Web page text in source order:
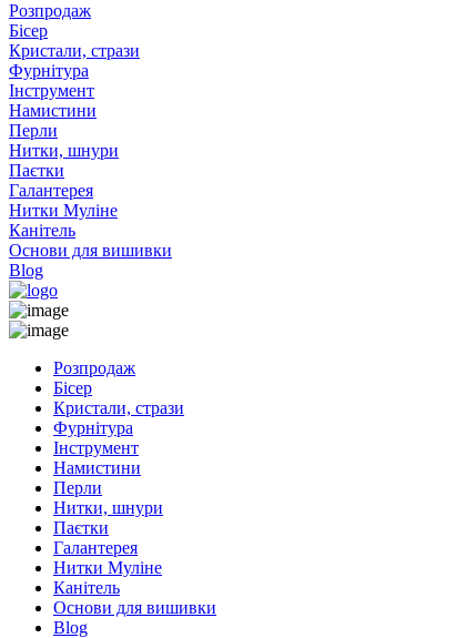
Розпродаж
Бісер
Кристали, стрази
Фурнітура
Інструмент
Намистини
Перли
Нитки, шнури
Паєтки
Галантерея
Нитки Муліне
Канітель
Основи для вишивки
Blog
Розпродаж
Бісер
Кристали, стрази
Фурнітура
Інструмент
Намистини
Перли
Нитки, шнури
Паєтки
Галантерея
Нитки Муліне
Канітель
Основи для вишивки
Blog